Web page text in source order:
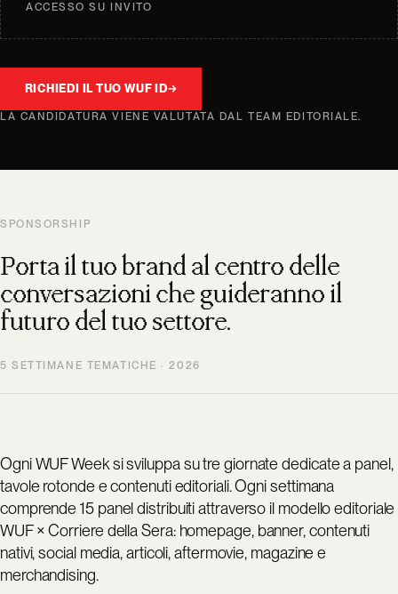
ACCESSO SU INVITO
RICHIEDI IL TUO WUF ID→
LA CANDIDATURA VIENE VALUTATA DAL TEAM EDITORIALE.
SPONSORSHIP
Porta il tuo brand al centro delle
conversazioni che guideranno il
futuro del tuo settore.
5 SETTIMANE TEMATICHE · 2026
Ogni WUF Week si sviluppa su tre giornate dedicate a panel,
tavole rotonde e contenuti editoriali. Ogni settimana
comprende 15 panel distribuiti attraverso il modello editoriale
WUF × Corriere della Sera: homepage, banner, contenuti
nativi, social media, articoli, aftermovie, magazine e
merchandising.